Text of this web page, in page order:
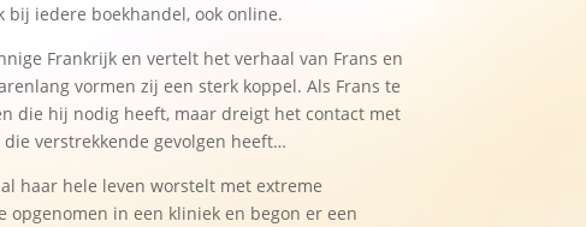
bij iedere boekhandel, ook online.
Frankrijk en vertelt het verhaal van Frans en
vormen zij een sterk koppel. Als Frans te
die hij nodig heeft, maar dreigt het contact met
verstrekkende gevolgen heeft…
haar hele leven worstelt met extreme
in een kliniek en begon er een